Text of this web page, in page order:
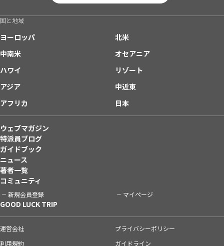
国と地域
ヨーロッパ
北米
中南米
オセアニア
ハワイ
リゾート
アジア
中近東
アフリカ
日本
ウェブマガジン
特派員ブログ
ガイドブック
ニュース
著者一覧
コミュニティ
新規会員登録 マイページ
GOOD LUCK TRIP
運営会社
プライバシーポリシー
利用規約
ガイドライン